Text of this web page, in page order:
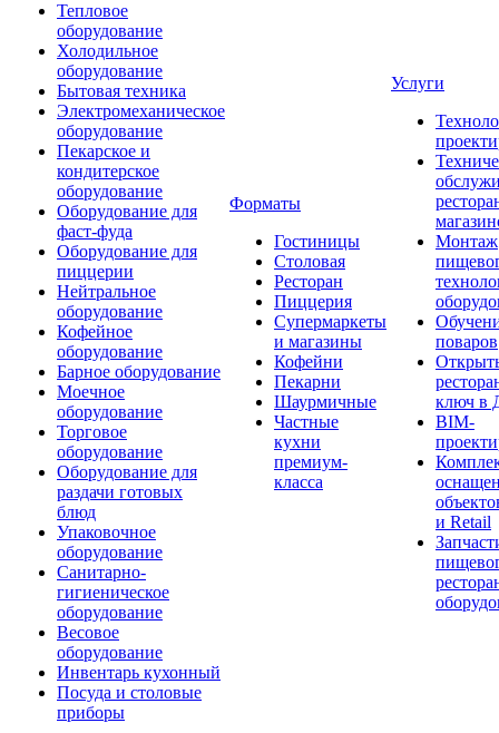
Тепловое
оборудование
Холодильное
оборудование
Бытовая техника
Электромеханическое
оборудование
Пекарское и
кондитерское
оборудование
Оборудование для
фаст-фуда
Оборудование для
пиццерии
Нейтральное
оборудование
Кофейное
оборудование
Барное оборудование
Моечное
оборудование
Торговое
оборудование
Оборудование для
раздачи готовых
блюд
Упаковочное
оборудование
Санитарно-
гигиеническое
оборудование
Весовое
оборудование
Инвентарь кухонный
Посуда и столовые
приборы
Форматы
Гостиницы
Столовая
Ресторан
Пиццерия
Супермаркеты
и магазины
Кофейни
Пекарни
Шаурмичные
Частные
кухни
премиум-
класса
Услуги
Монтаж
поваров
ключ в
BIM-
и Retail